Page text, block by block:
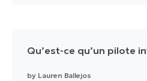
Qu’est-ce qu’un pilote
by Lauren Ballejos